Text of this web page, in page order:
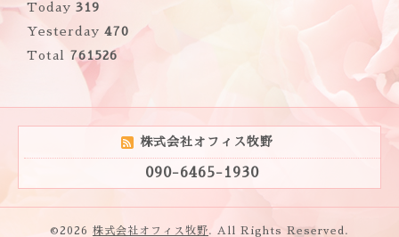
Today 319
Yesterday 470
Total 761526
株式会社オフィス牧野
090-6465-1930
©2026 株式会社オフィス牧野. All Rights Reserved.